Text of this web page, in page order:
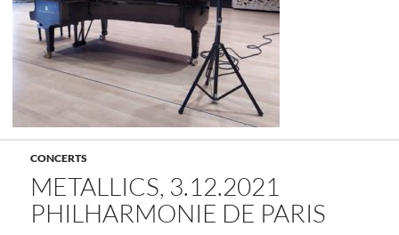
CONCERTS
METALLICS, 3.12.2021
PHILHARMONIE DE PARIS